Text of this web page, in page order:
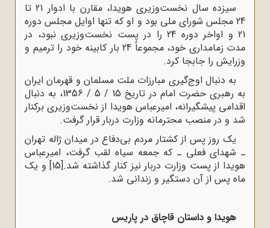
سیزده سال نخست‌وزیرى هویدا، مقارن با ادوار 21 تا
24 مجلس شوراى ملى بود و او که تنها اوایل مجلس دوره
21 و اواخر دوره 24 را در پست نخست‌وزیرى نبود، در
مدت زمامدارى خود، مجموعاً 24 بار کابینه خود را ترمیم و
وزرایش را جابجا کرد.
به دنبال اوج‌گیرى مبارزات ملت مسلمان و قهرمان ایران
به رهبرى حضرت امام در تاریخ 15 / 5 / 1356، به دنبال
اقدامى پیشگیرانه، امیرعباس هویدا از نخست‌وزیرى برکنار
شد و در منصب محترمانه وزارت دربار قرار گرفت.
یک روز پس از کشتار مردم بى‌دفاع در میدان ژاله تهران
ـ شهداى فعلى ـ که جمعه سیاه لقب گرفت، امیرعباس
هویدا از پست وزارت دربار نیز کنار گذاشته شد.[15]
و یک
ماه پس از آن دستگیر و زندانى شد.
هویدا و داستان قاچاق در پاریس